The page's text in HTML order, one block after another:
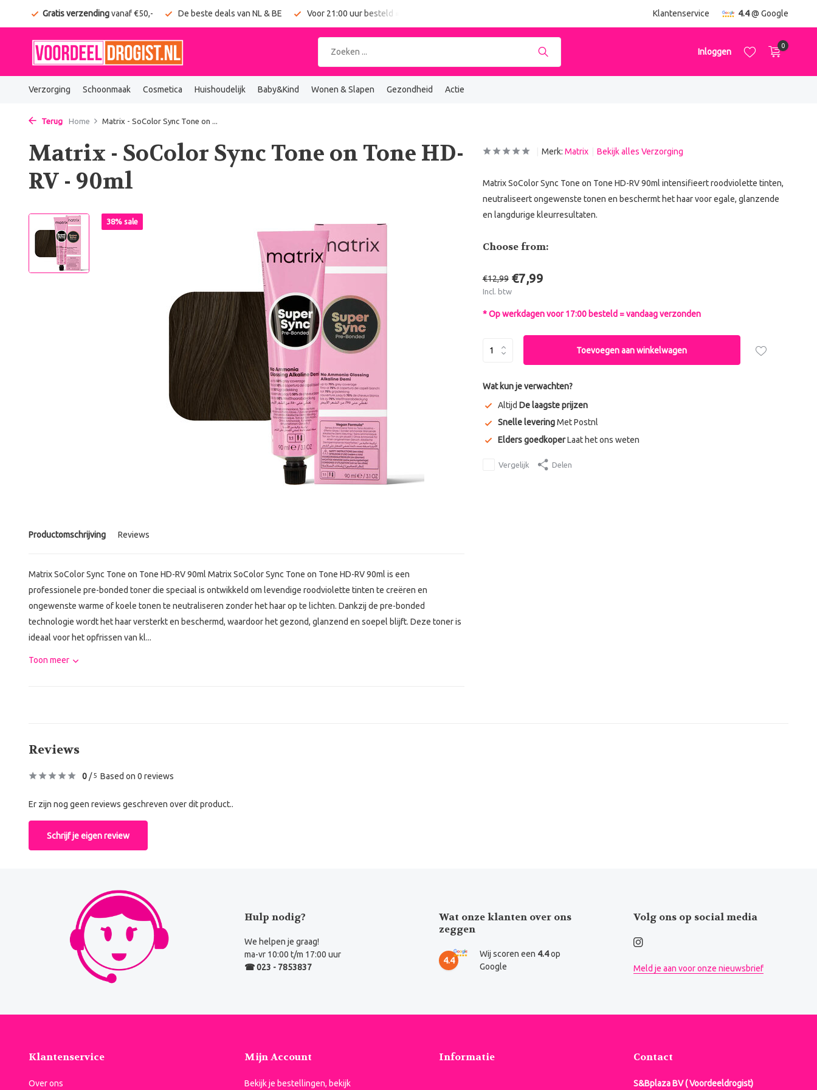
Gratis verzendingvanaf €50,- De beste deals van NL & BE Voor 21:00 uur besteld = vandaag verzonden Klantenservice 4.4@ Google
Inloggen
0
Verzorging Schoonmaak Cosmetica Huishoudelijk Baby&Kind Wonen & Slapen Gezondheid Actie
Terug Home Matrix - SoColor Sync Tone on ...
Matrix - SoColor Sync Tone on Tone HD-
RV - 90ml
38% sale
Productomschrijving Reviews
Matrix SoColor Sync Tone on Tone HD-RV 90ml Matrix SoColor Sync Tone on Tone HD-RV 90ml is een
professionele pre-bonded toner die speciaal is ontwikkeld om levendige roodviolette tinten te creëren en
ongewenste warme of koele tonen te neutraliseren zonder het haar op te lichten. Dankzij de pre-bonded
technologie wordt het haar versterkt en beschermd, waardoor het gezond, glanzend en soepel blijft. Deze toner is
ideaal voor het opfrissen van kl...
Toon meer
Merk: Matrix Bekijk alles Verzorging
Matrix SoColor Sync Tone on Tone HD-RV 90ml intensifieert roodviolette tinten,
neutraliseert ongewenste tonen en beschermt het haar voor egale, glanzende
en langdurige kleurresultaten.
Choose from:
€12,99 €7,99
Incl. btw
* Op werkdagen voor 17:00 besteld = vandaag verzonden
Toevoegen aan winkelwagen
Wat kun je verwachten?
Altijd De laagste prijzen
Snelle leveringMet Postnl
Elders goedkoperLaat het ons weten
Vergelijk Delen
Reviews
0 /5 Based on 0 reviews
Er zijn nog geen reviews geschreven over dit product..
Schrijf je eigen review
Hulp nodig?
We helpen je graag!
ma-vr 10:00 t/m 17:00 uur
☎ 023 - 7853837
Wat onze klanten over ons
zeggen
4.4
Wij scoren een 4.4op
Google
Volg ons op social media
Meld je aan voor onze nieuwsbrief
Klantenservice
Over ons
Mijn Account
Bekijk je bestellingen, bekijk
Informatie Contact
S&Bplaza BV ( Voordeeldrogist)